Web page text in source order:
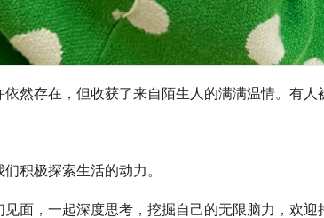
然存在，但收获了来自陌生人的满满温情。有人
积极探索生活的动力。
面，一起深度思考，挖掘自己的无限脑力，欢